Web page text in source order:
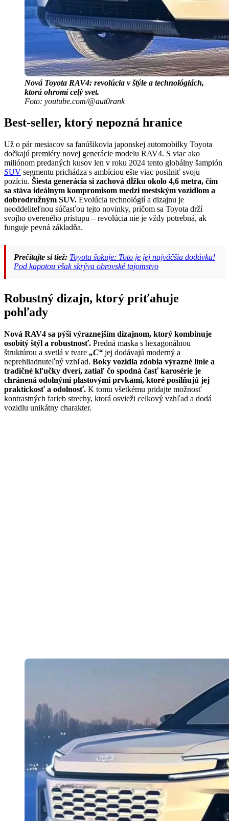
Nová Toyota RAV4: revolúcia v štýle a technológiách,
ktorá ohromí celý svet.
Foto: youtube.com/@aut0rank
Best-seller, ktorý nepozná hranice
Už o pár mesiacov sa fanúšikovia japonskej automobilky Toyota
dočkajú premiéry novej generácie modelu RAV4. S viac ako
miliónom predaných kusov len v roku 2024 tento globálny šampión
SUV segmentu prichádza s ambíciou ešte viac posilniť svoju
pozíciu. Šiesta generácia si zachová dĺžku okolo 4,6 metra, čím
sa stáva ideálnym kompromisom medzi mestským vozidlom a
dobrodružným SUV. Evolúcia technológií a dizajnu je
neoddeliteľnou súčasťou tejto novinky, pričom sa Toyota drží
svojho overeného prístupu – revolúcia nie je vždy potrebná, ak
funguje pevná základňa.
Prečítajte si tiež: Toyota šokuje: Toto je jej najväčšia dodávka!
Pod kapotou však skrýva obrovské tajomstvo
Robustný dizajn, ktorý priťahuje
pohľady
Nová RAV4 sa pýši výraznejším dizajnom, ktorý kombinuje
osobitý štýl a robustnosť. Predná maska s hexagonálnou
štruktúrou a svetlá v tvare „C“ jej dodávajú moderný a
neprehliadnuteľný vzhľad. Boky vozidla zdobia výrazné línie a
tradičné kľučky dverí, zatiaľ čo spodná časť karosérie je
chránená odolnými plastovými prvkami, ktoré posilňujú jej
praktickosť a odolnosť. K tomu všetkému pridajte možnosť
kontrastných farieb strechy, ktorá osvieži celkový vzhľad a dodá
vozidlu unikátny charakter.